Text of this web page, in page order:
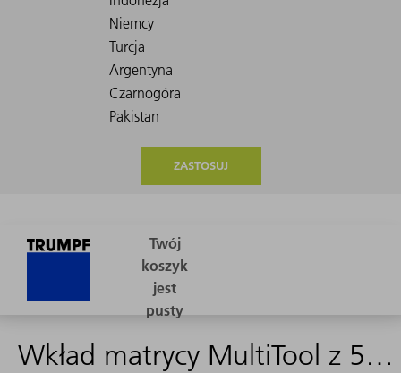
ZASTOSUJ
Wkład matrycy MultiTool z 5 końcówkami (kształt 5)